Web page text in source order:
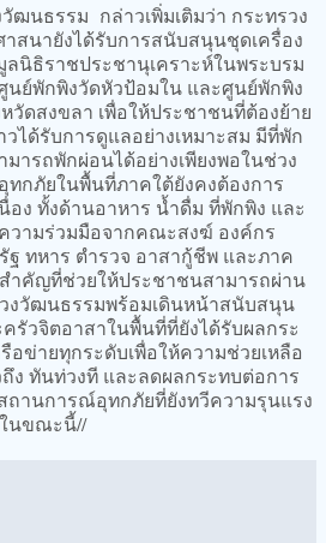
ฒนธรรม กล่าวเพิ่มเติมว่า กระทรวง
สนายังได้รับการสนับสนุนชุดเครื่อง
นิธิราชประชานุเคราะห์ในพระบรม
นย์พักพิงวัดหัวป้อมใน และศูนย์พักพิง
วัดสงขลา เพื่อให้ประชาชนที่ต้องย้าย
ได้รับการดูแลอย่างเหมาะสม มีที่พัก
ารถพักผ่อนได้อย่างเพียงพอในช่วง
กภัยในพื้นที่ภาคใต้ยังคงต้องการ
อง ทั้งด้านอาหาร น้ำดื่ม ที่พักพิง และ
วามร่วมมือจากคณะสงฆ์ องค์กร
ฐ ทหาร ตำรวจ อาสากู้ชีพ และภาค
ำคัญที่ช่วยให้ประชาชนสามารถผ่าน
งวัฒนธรรมพร้อมเดินหน้าสนับสนุน
รัวจิตอาสาในพื้นที่ที่ยังได้รับผลกระ
ข่ายทุกระดับเพื่อให้ความช่วยเหลือ
ง ทันท่วงที และลดผลกระทบต่อการ
ถานการณ์อุทกภัยที่ยังทวีความรุนแรง
นขณะนี้//